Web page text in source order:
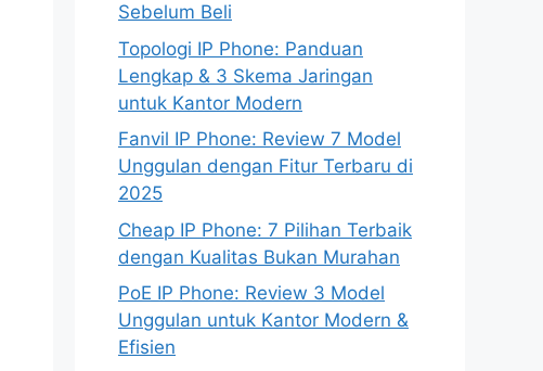
Sebelum Beli
Topologi IP Phone: Panduan
Lengkap & 3 Skema Jaringan
untuk Kantor Modern
Fanvil IP Phone: Review 7 Model
Unggulan dengan Fitur Terbaru di
2025
Cheap IP Phone: 7 Pilihan Terbaik
dengan Kualitas Bukan Murahan
PoE IP Phone: Review 3 Model
Unggulan untuk Kantor Modern &
Efisien